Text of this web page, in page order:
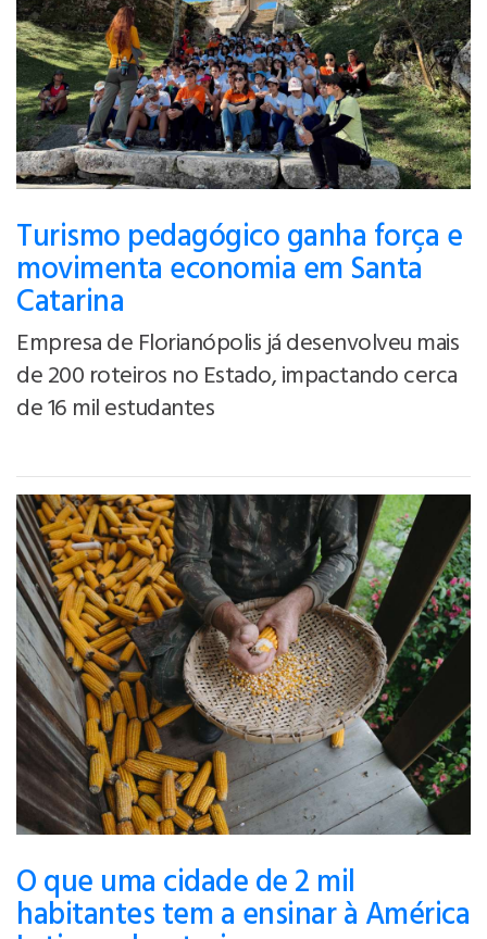
Turismo pedagógico ganha força e
movimenta economia em Santa
Catarina
Empresa de Florianópolis já desenvolveu mais
de 200 roteiros no Estado, impactando cerca
de 16 mil estudantes
O que uma cidade de 2 mil
habitantes tem a ensinar à América